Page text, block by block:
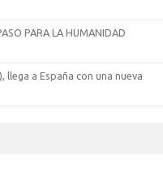
PARA LA HUMANIDAD
a España con una nueva